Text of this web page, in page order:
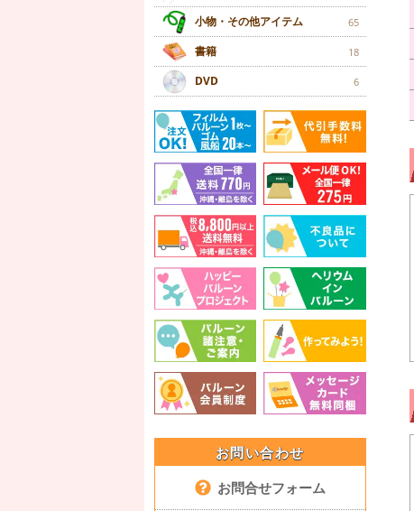
小物・その他アイテム 65
書籍 18
DVD 6
お問い合わせ
お問合せフォーム